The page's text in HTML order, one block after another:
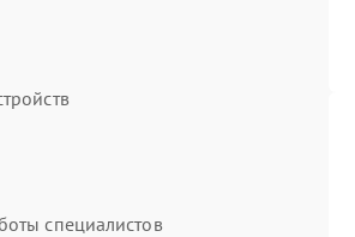
специалистов